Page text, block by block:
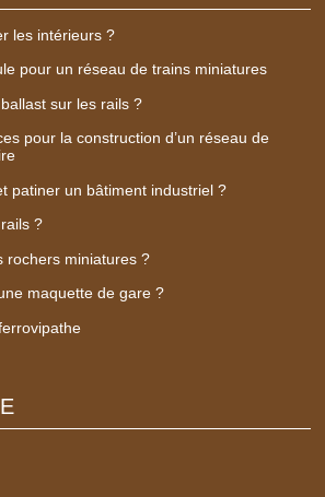
les intérieurs ?
pour un réseau de trains miniatures
sur les rails ?
pour la construction d’un réseau de
patiner un bâtiment industriel ?
?
rochers miniatures ?
maquette de gare ?